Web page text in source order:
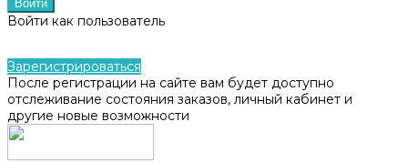
Войти как пользователь
Зарегистрироваться
После регистрации на сайте вам будет доступно
отслеживание состояния заказов, личный кабинет и
другие новые возможности